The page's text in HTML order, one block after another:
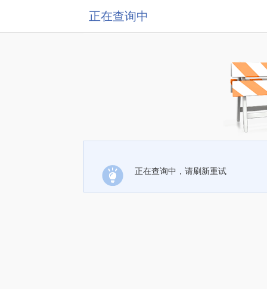
正在查询中
正在查询中，请刷新重试